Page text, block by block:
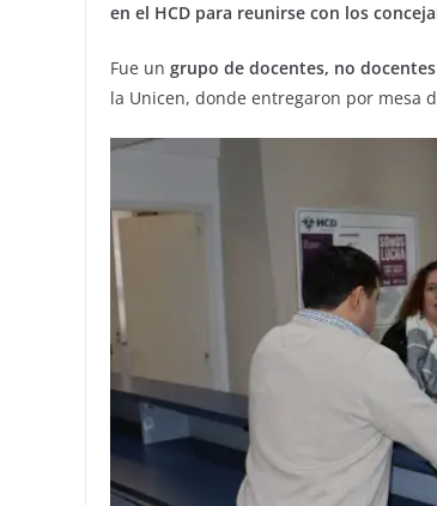
en el HCD para reunirse con los
Fue un grupo de docentes, no
la Unicen, donde entregaron por mesa